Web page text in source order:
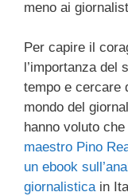
meno ai
Per capire il
l’importanza del
tempo e cercare
mondo del
hanno voluto
maestro Pino
un ebook
giornalisticain